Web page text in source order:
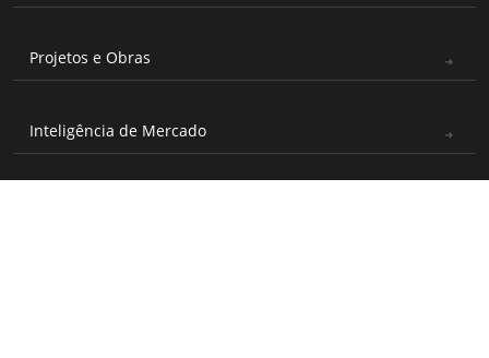
Projetos e Obras
Inteligência de Mercado